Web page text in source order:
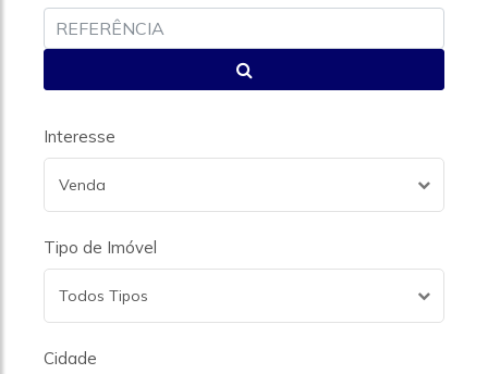
Interesse
Venda
Tipo de Imóvel
Todos Tipos
Cidade